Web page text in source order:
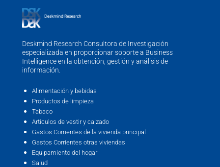
Deskmind Research Consultora de Investigación
especializada en proporcionar soporte a Business
Intelligence en la obtención, gestión y análisis de
información.
Alimentación y bebidas
Productos de limpieza
Tabaco
Artículos de vestir y calzado
Gastos Corrientes de la vivienda principal
Gastos Corrientes otras viviendas
Equipamiento del hogar
Salud